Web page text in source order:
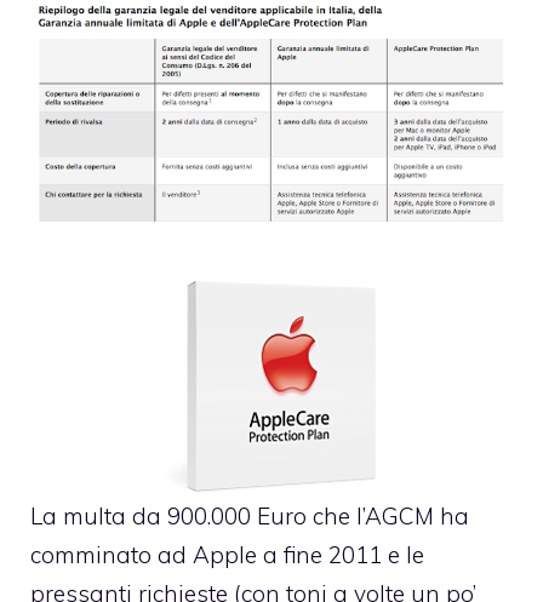
La multa da 900.000 Euro che l’AGCM ha
comminato ad Apple a fine 2011 e le
pressanti richieste (con toni a volte un po’